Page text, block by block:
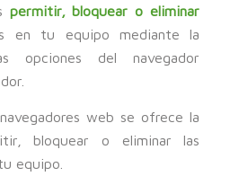
permitir, bloquear o eliminar
en tu equipo mediante la
opciones del navegador
web se ofrece la
bloquear o eliminar las
equipo.